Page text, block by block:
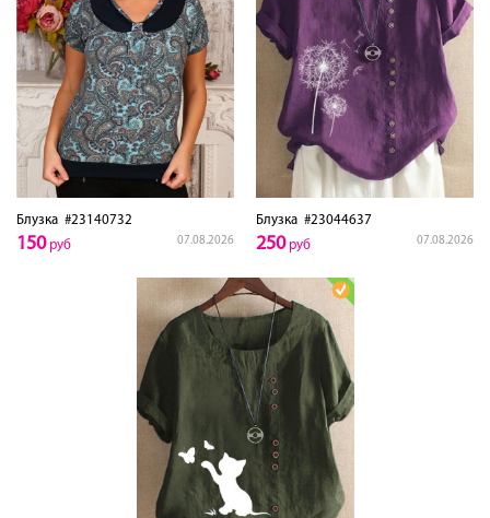
Блузка #23140732
07.08.2026
150руб
Блузка #23044637
07.08.2026
250руб